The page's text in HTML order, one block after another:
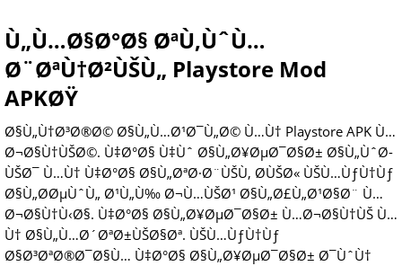
Ù„Ù…Ø§Ø°Ø§ ØªÙ‚ÙˆÙ…
Ø¨ØªÙ†Ø²ÙŠÙ„ Playstore Mod
APKØŸ
Ø§Ù„Ù†Ø³Ø®Ø© Ø§Ù„Ù…Ø¹Ø¯Ù„Ø© Ù…Ù† Playstore APK Ù…
Ø¬Ø§Ù†ÙŠØ©. Ù‡Ø°Ø§ Ù‡Ùˆ Ø§Ù„Ø¥ØµØ¯Ø§Ø± Ø§Ù„ÙˆØ­
ÙŠØ¯ Ù…Ù† Ù‡Ø°Ø§ Ø§Ù„ØªØ·Ø¨ÙŠÙ‚ Ø­ÙŠØ« ÙŠÙ…ÙƒÙ†Ùƒ
Ø§Ù„Ø­ØµÙˆÙ„ Ø¹Ù„Ù‰ Ø¬Ù…ÙŠØ¹ Ø§Ù„Ø£Ù„Ø¹Ø§Ø¨ Ù…
Ø¬Ø§Ù†Ù‹Ø§. Ù‡Ø°Ø§ Ø§Ù„Ø¥ØµØ¯Ø§Ø± Ù…Ø¬Ø§Ù†ÙŠ Ù…
Ù† Ø§Ù„Ù…Ø´ØªØ±ÙŠØ§Øª. ÙŠÙ…ÙƒÙ†Ùƒ
Ø§Ø³ØªØ®Ø¯Ø§Ù… Ù‡Ø°Ø§ Ø§Ù„Ø¥ØµØ¯Ø§Ø± Ø¯ÙˆÙ†